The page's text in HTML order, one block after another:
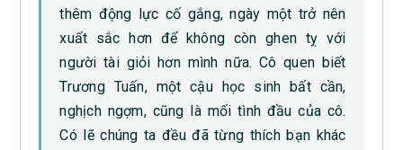
thêm động lực cố gắng, ngày một trở nên
xuất sắc hơn để không còn ghen tỵ với
người tài giỏi hơn mình nữa. Cô quen biết
Trương Tuấn, một cậu học sinh bất cần,
nghịch ngợm, cũng là mối tình đầu của cô.
Có lẽ chúng ta đều đã từng thích bạn khác